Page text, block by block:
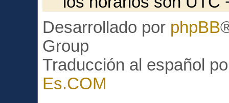
Desarrollado por phpBB
Group
Traducción al español
Es.COM